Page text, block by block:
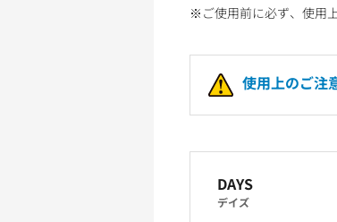
※ご使用前に必ず、使用
使用上のご注
DAYS
デイズ